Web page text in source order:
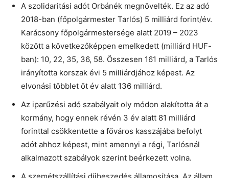
A szolidaritási adót Orbánék megnövelték. Ez az adó
2018-ban (főpolgármester Tarlós) 5 milliárd forint/év.
Karácsony főpolgármestersége alatt 2019 – 2023
között a következőképpen emelkedett (milliárd HUF-
ban): 10, 22, 35, 36, 58. Összesen 161 milliárd, a Tarlós
irányította korszak évi 5 milliárdjához képest. Az
elvonási többlet öt év alatt 136 milliárd.
Az iparűzési adó szabályait oly módon alakította át a
kormány, hogy ennek révén 3 év alatt 81 milliárd
forinttal csökkentette a főváros kasszájába befolyt
adót ahhoz képest, mint amennyi a régi, Tarlósnál
alkalmazott szabályok szerint beérkezett volna.